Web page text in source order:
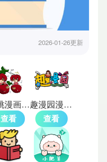
2026-01-26更新
樱桃漫画免费版
查看
趣漫园漫画app
查看